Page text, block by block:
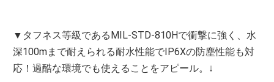
▼タフネス等級であるMIL-STD-810Hで衝撃に強く、水
深100mまで耐えられる耐水性能でIP6Xの防塵性能も対
応！過酷な環境でも使えることをアピール。↓